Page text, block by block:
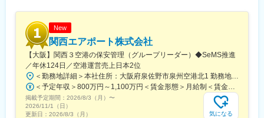
変更の範囲：会社の定める業務
New
関西エアポート株式会社
【大阪】関西３空港の保安管理（グループリーダー）◆SeMS推進
／年休124日／空港運営売上日本2位
掲載予定期間： 2026/8/3（月） 〜
2026/11/1（日）
更新日： 2026/8/3（月） 気になる